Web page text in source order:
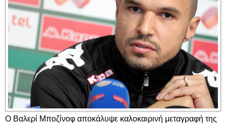
Ο Βαλερί Μποζίνοφ αποκάλυψε καλοκαιρινή μεταγραφή της